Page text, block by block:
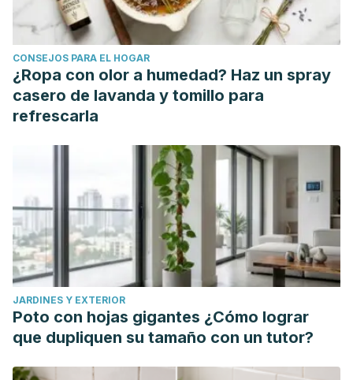
Beverage, Obesity, and Type 2 Diabetes in Children and
Adolescents: Policies, Taxation, and Programs.Current
diabetes reports,18(6), 31. https://doi.org/10.1007/s11892-
018-1004-6
Calderón-Ospina, C. A., & Nava-Mesa, M. O. (2020). B
biochemical modes of action and synergies of thiamine,
pyridoxine, and cobalamin.CNS neuroscience &
therapeutics, 26(1), 5–13. https://doi.org/10.1111/cns.13207
CONSEJOS PARA EL HOGAR
¿Ropa con olor a humedad? Haz un spray
casero de lavanda y tomillo para
refrescarla
JARDINES Y EXTERIOR
Poto con hojas gigantes ¿Cómo lograr
que dupliquen su tamaño con un tutor?